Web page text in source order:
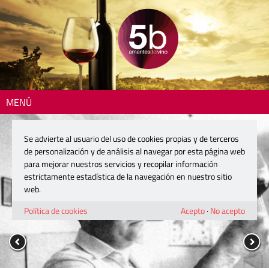
MENÚ
Se advierte al usuario del uso de cookies propias y de terceros
de personalización y de análisis al navegar por esta página web
para mejorar nuestros servicios y recopilar información
estrictamente estadística de la navegación en nuestro sitio
web.
Política de cookies
Acepto· No acepto